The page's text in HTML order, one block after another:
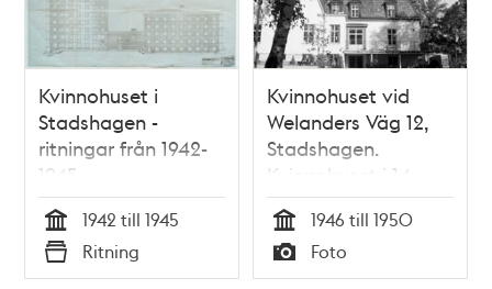
Kvinnohuset i
Stadshagen -
ritningar från 1942-
1945
Tid
1942 till 1945
Typ
Ritning
Kvinnohuset vid
Welanders Väg 12,
Stadshagen.
Kvinnohuset i 14
våningar byggdes
1946.
Tid
1946 till 1950
Typ
Foto